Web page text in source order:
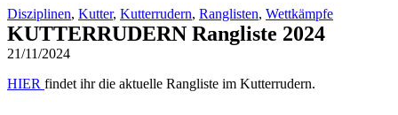
Disziplinen, Kutter, Kutterrudern, Ranglisten, Wettkämpfe
KUTTERRUDERN Rangliste 2024
21/11/2024
HIER findet ihr die aktuelle Rangliste im Kutterrudern.